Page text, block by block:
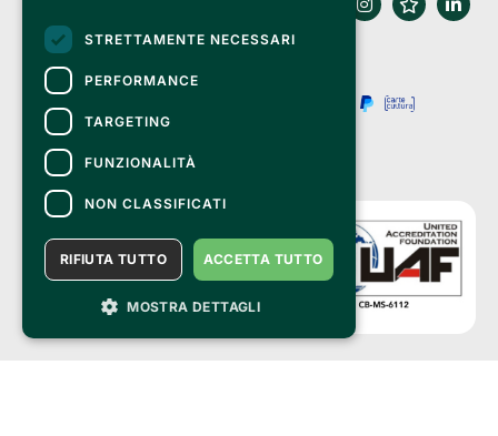
STRETTAMENTE NECESSARI
PERFORMANCE
TARGETING
FUNZIONALITÀ
NON CLASSIFICATI
ACCETTA TUTTO
RIFIUTA TUTTO
MOSTRA DETTAGLI